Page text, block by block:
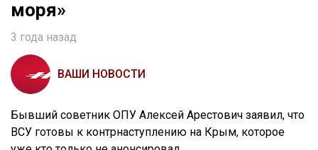
моря»
3 года назад
ВАШИ НОВОСТИ
Бывший советник ОПУ Алексей Арестович заявил, что
ВСУ готовы к контрнаступлению на Крым, которое